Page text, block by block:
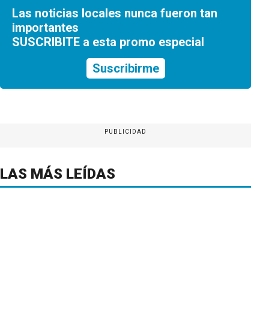
Las noticias locales nunca fueron tan
importantes
SUSCRIBITE a esta promo especial
Suscribirme
PUBLICIDAD
LAS MÁS LEÍDAS